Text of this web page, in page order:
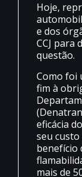
Hoje,
e dos
CCJ para
questão.
Como foi
fim à
eficácia
seu
benefício
mais de